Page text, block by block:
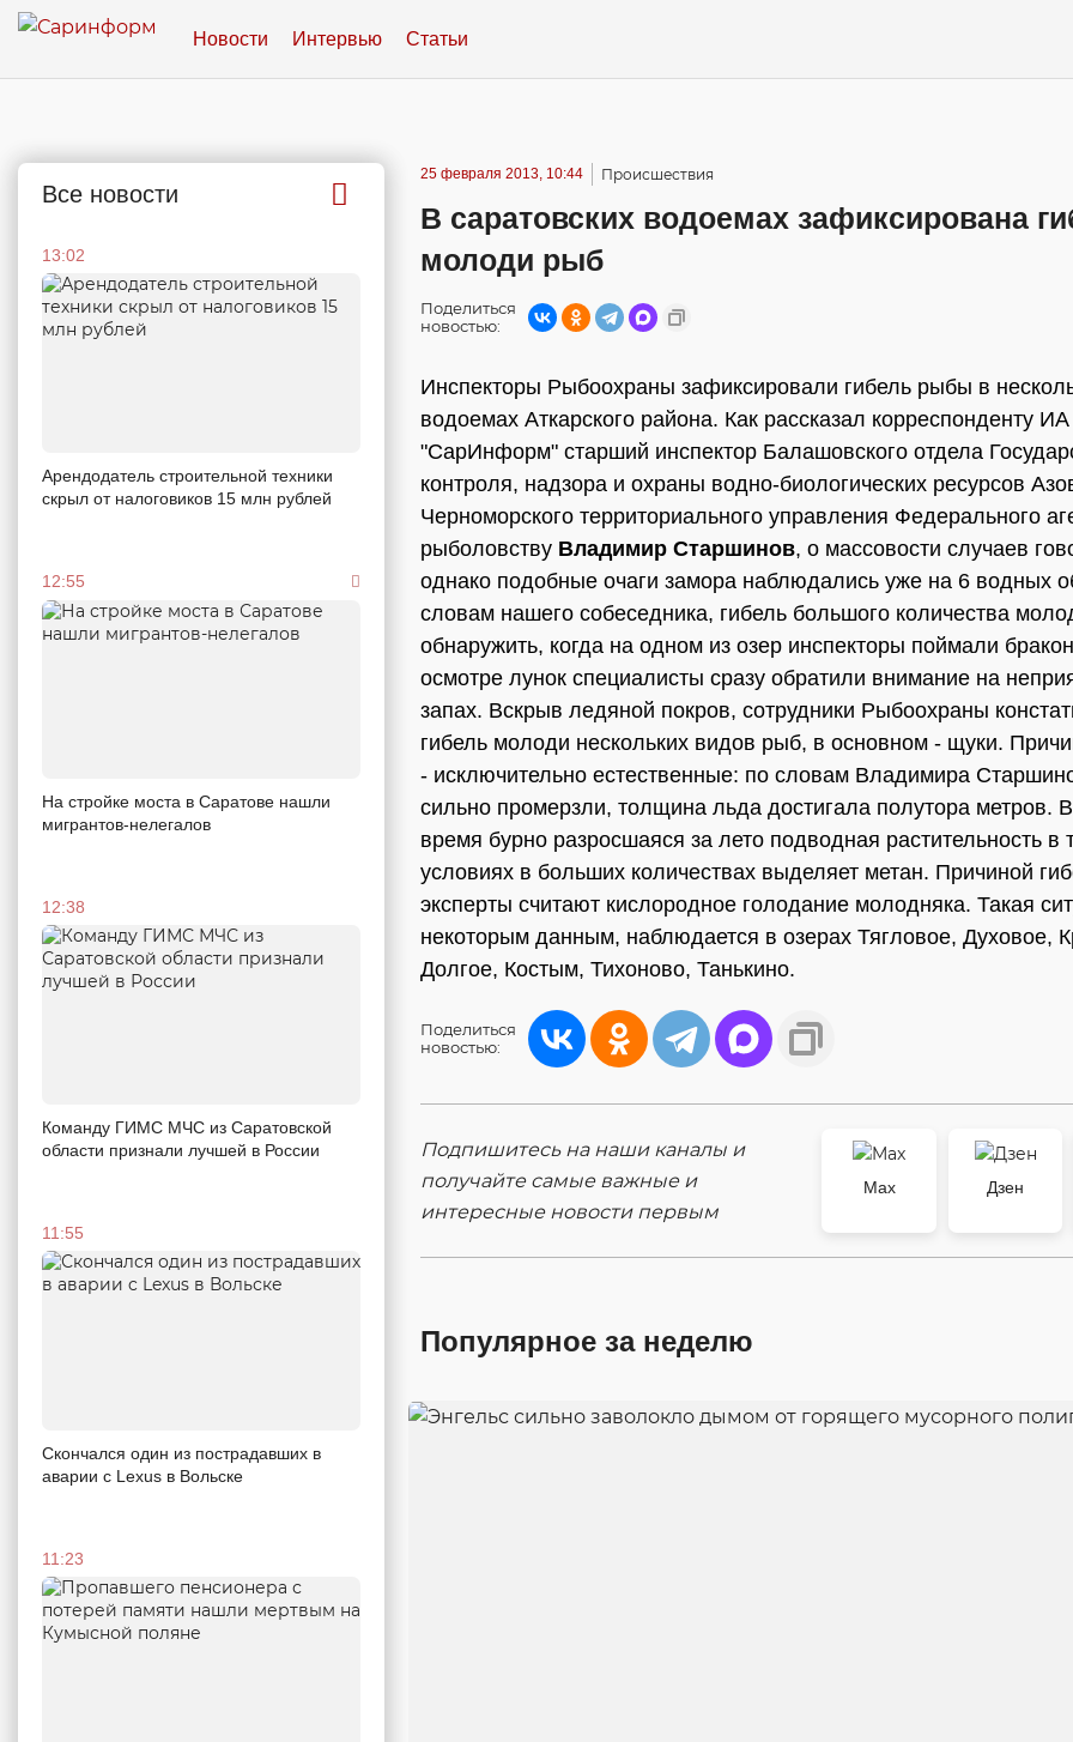
Новости Интервью Статьи
Все новости
13:02
Арендодатель строительной техники
скрыл от налоговиков 15 млн рублей
12:55
На стройке моста в Саратове нашли
мигрантов-нелегалов
12:38
Команду ГИМС МЧС из Саратовской
области признали лучшей в России
11:55
Скончался один из пострадавших в
аварии c Lexus в Вольске
11:23
25 февраля 2013, 10:44 Происшествия
В саратовских водоемах зафиксирована
молоди рыб
Поделиться
новостью:
Инспекторы Рыбоохраны зафиксировали гибель рыбы в
водоемах Аткарского района. Как рассказал корреспонденту ИА
"СарИнформ" старший инспектор Балашовского отдела
контроля, надзора и охраны водно-биологических ресурсов
Черноморского территориального управления Федерального
рыболовству Владимир Старшинов, о массовости случаев
однако подобные очаги замора наблюдались уже на 6 водных
словам нашего собеседника, гибель большого количества
обнаружить, когда на одном из озер инспекторы поймали
осмотре лунок специалисты сразу обратили внимание на
запах. Вскрыв ледяной покров, сотрудники Рыбоохраны
гибель молоди нескольких видов рыб, в основном - щуки.
- исключительно естественные: по словам Владимира
сильно промерзли, толщина льда достигала полутора метров.
время бурно разросшаяся за лето подводная растительность в
условиях в больших количествах выделяет метан. Причиной
эксперты считают кислородное голодание молодняка. Такая
некоторым данным, наблюдается в озерах Тягловое, Духовое,
Долгое, Костым, Тихоново, Танькино.
Поделиться
новостью:
Подпишитесь на наши каналы и
получайте самые важные и
интересные новости первым
Max
Дзен
Популярное за неделю